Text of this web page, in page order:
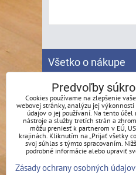
Všetko o nákupe
Spracovanie
Obchodné
Reklamačný
Možnosti platby
Možnosti dopravy
Produkty na mieru
Montáž
Predvoľby
Cookies používame na zlepšenie
webovej stránky, analýzu jej
údajov o jej používaní. Na tento účel
nástroje a služby tretích strán a
môžu preniesť k partnerom v EÚ,
krajinách. Kliknutím na „Prijať všetky
svoj súhlas s týmto spracovaním.
podrobné informácie alebo upraviť
Zásady ochrany osobných údajov